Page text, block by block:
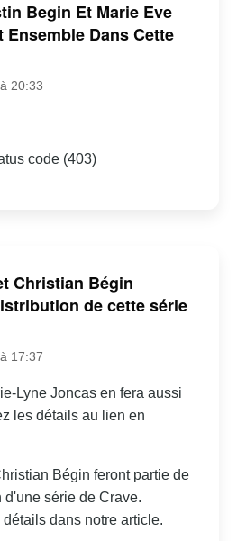
Begin Et Marie Eve
Dans Cette
20:33
code (403)
Christian Bégin
de cette série
17:37
Lyne Joncas en fera aussi
les détails au lien en
Bégin feront partie de
d'une série de Crave.
dans notre article.